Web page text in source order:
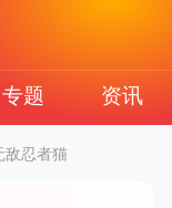
专题 资讯
忍者猫